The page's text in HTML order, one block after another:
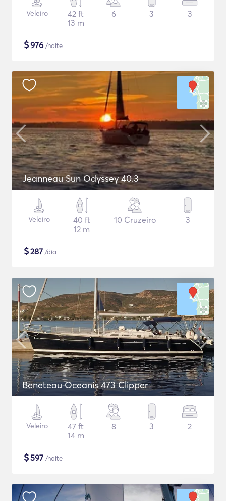
Veleiro
42 ft
13 m
6 3 3
$976 /noite
Jeanneau Sun Odyssey 40.3
Veleiro
40 ft
12 m
10 Cruzeiro 3
$287 /dia
Beneteau Oceanis 473 Clipper
Veleiro
47 ft
14 m
8 3 2
$597 /noite